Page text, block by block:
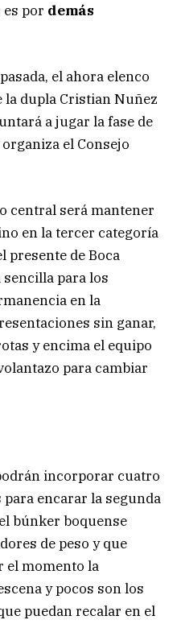
es por demás
el ahora elenco
dupla Cristian Nuñez
a jugar la fase de
el Consejo
central será mantener
en la tercer categoría
presente de Boca
para los
en la
sin ganar,
y encima el equipo
para cambiar
incorporar cuatro
encarar la segunda
búnker boquense
de peso y que
el momento la
y pocos son los
puedan recalar en el